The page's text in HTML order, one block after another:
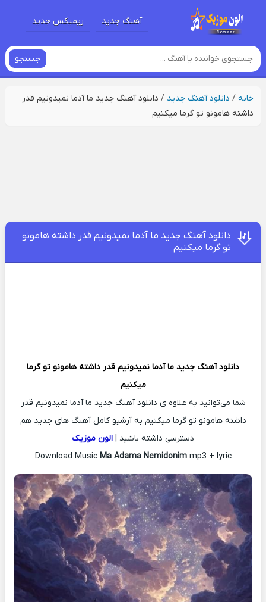
آهنگ جدید ریمیکس جدید
جستجو
خانه/ دانلود آهنگ جدید / دانلود آهنگ جدید ما آدما نمیدونیم قدر
داشته هامونو تو گرما میکنیم
دانلود آهنگ جدید ما آدما نمیدونیم قدر داشته هامونو
تو گرما میکنیم
دانلود آهنگ جدید ما آدما نمیدونیم قدر داشته هامونو تو گرما
میکنیم
شما می‌توانید به علاوه ی دانلود آهنگ جدید ما آدما نمیدونیم قدر
داشته هامونو تو گرما میکنیم به آرشیو کامل آهنگ های جدید هم
دسترسی داشته باشید | الون موزیک
Download Music Ma Adama Nemidonim mp3 + lyric